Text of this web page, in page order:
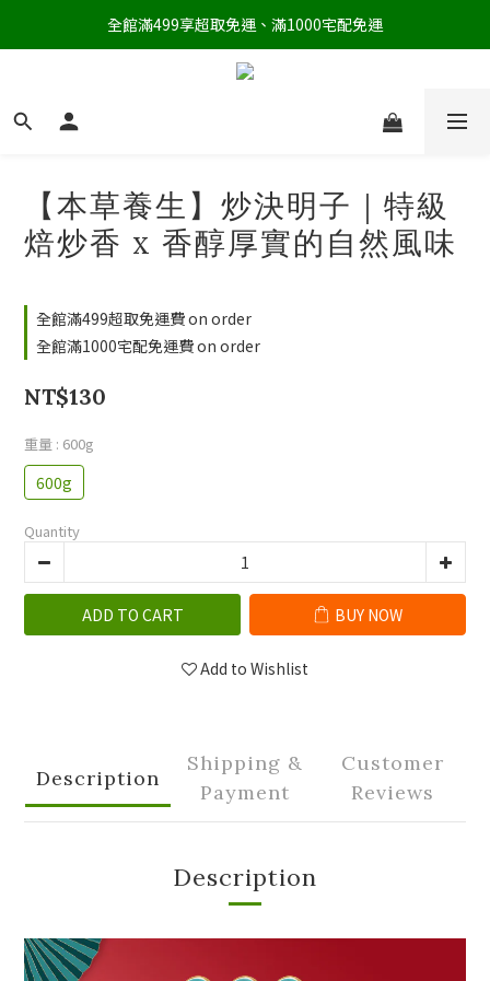
全館滿499享超取免運、滿1000宅配免運
【本草養生】炒決明子｜特級
焙炒香 x 香醇厚實的自然風味
全館滿499超取免運費 on order
全館滿1000宅配免運費 on order
NT$130
重量 : 600g
600g
Quantity
ADD TO CART BUY NOW
Add to Wishlist
Description
Shipping &
Payment
Customer
Reviews
Description